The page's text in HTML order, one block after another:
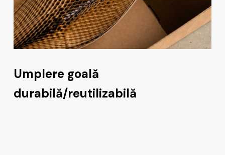
Umplere goală
durabilă/reutilizabilă